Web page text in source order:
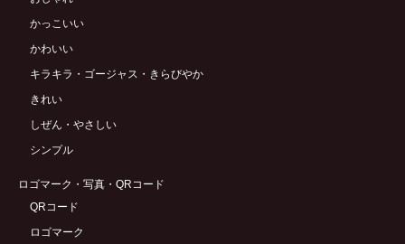
かっこいい
かわいい
キラキラ・ゴージャス・きらびやか
きれい
しぜん・やさしい
シンプル
ロゴマーク・写真・QRコード
QRコード
ロゴマーク